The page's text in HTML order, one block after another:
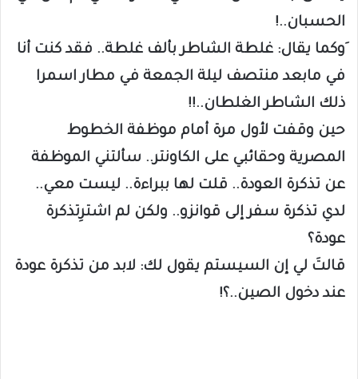
الحسبان..!
َوكما يقال: غلطة الشاطر بألف غلطة.. فقد كنت أنا
في مابعد منتصف ليلة الجمعة في مطار اسمرا
ذلك الشاطر الغلطان..!!
حين وقفت لأول مرة أمام موظفة الخطوط
المصرية وحقائبي على الكاونتر.. سألتني الموظفة
عن تذكرة العودة.. قلت لها ببراءة.. ليست معي..
لدي تذكرة سفر إلى قوانزو.. ولكن لم اشترِتذكرة
عودة؟
قالتَ لي إن السيستم يقول لك: لابد من تذكرة عودة
عند دخول الصين..؟!